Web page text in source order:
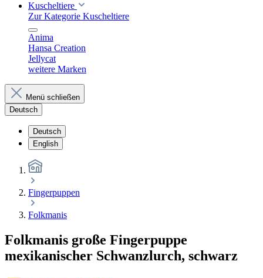
Kuscheltiere
Zur Kategorie Kuscheltiere
Anima
Hansa Creation
Jellycat
weitere Marken
Menü schließen
Deutsch
Deutsch
English
Fingerpuppen
Folkmanis
Folkmanis große Fingerpuppe
mexikanischer Schwanzlurch, schwarz